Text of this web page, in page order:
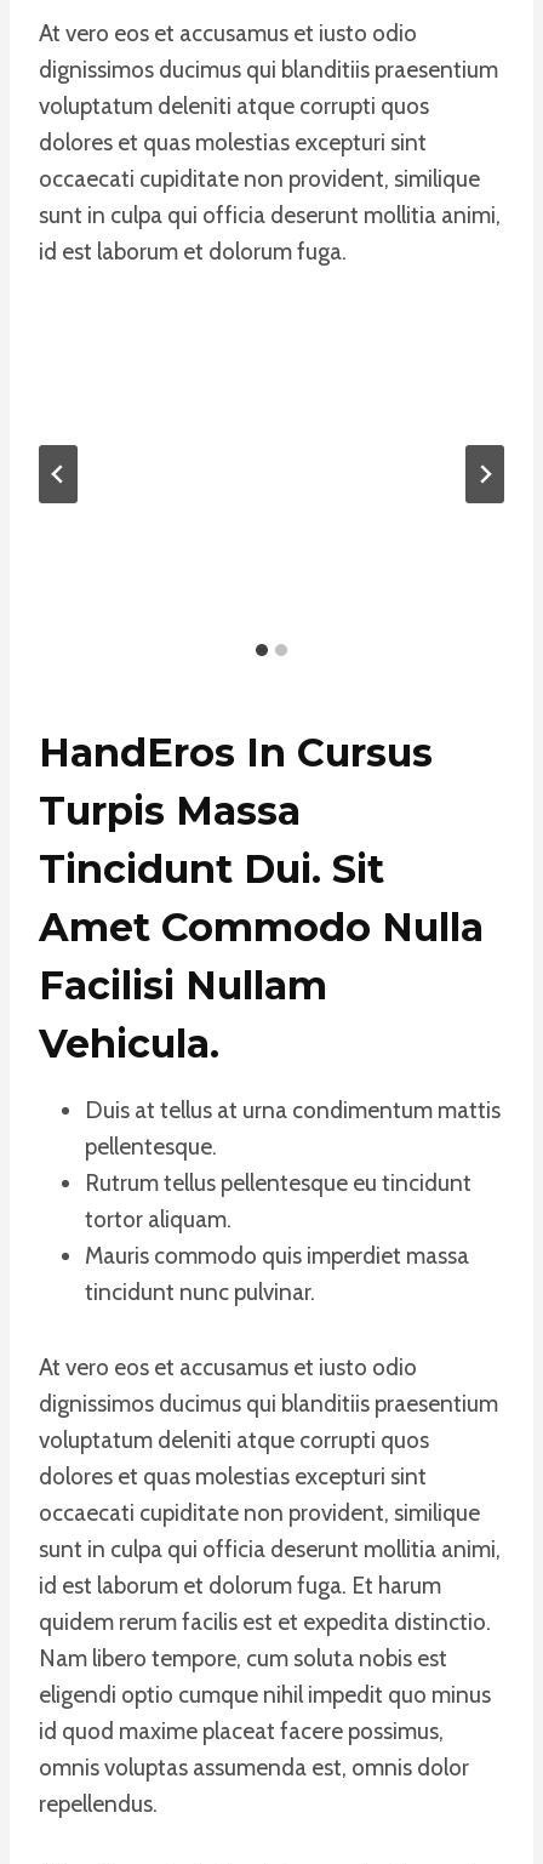
At vero eos et accusamus et iusto odio
dignissimos ducimus qui blanditiis praesentium
voluptatum deleniti atque corrupti quos
dolores et quas molestias excepturi sint
occaecati cupiditate non provident, similique
sunt in culpa qui officia deserunt mollitia animi,
id est laborum et dolorum fuga.
HandEros In Cursus
Turpis Massa
Tincidunt Dui. Sit
Amet Commodo Nulla
Facilisi Nullam
Vehicula.
Duis at tellus at urna condimentum mattis
pellentesque.
Rutrum tellus pellentesque eu tincidunt
tortor aliquam.
Mauris commodo quis imperdiet massa
tincidunt nunc pulvinar.
At vero eos et accusamus et iusto odio
dignissimos ducimus qui blanditiis praesentium
voluptatum deleniti atque corrupti quos
dolores et quas molestias excepturi sint
occaecati cupiditate non provident, similique
sunt in culpa qui officia deserunt mollitia animi,
id est laborum et dolorum fuga. Et harum
quidem rerum facilis est et expedita distinctio.
Nam libero tempore, cum soluta nobis est
eligendi optio cumque nihil impedit quo minus
id quod maxime placeat facere possimus,
omnis voluptas assumenda est, omnis dolor
repellendus.